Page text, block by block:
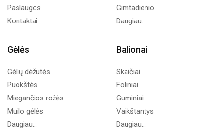
Paslaugos
Kontaktai
Gimtadienio
Daugiau...
Gėlės
Gėlių dėžutės
Puokštės
Miegančios rožės
Muilo gėlės
Daugiau...
Balionai
Skaičiai
Foliniai
Guminiai
Vaikštantys
Daugiau...